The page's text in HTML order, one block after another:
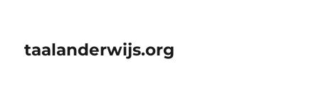
taalanderwijs.org